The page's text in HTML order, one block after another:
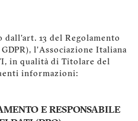
13 del Regolamento
l'Associazione Italiana
in qualità di Titolare del
informazioni:
E RESPONSABILE